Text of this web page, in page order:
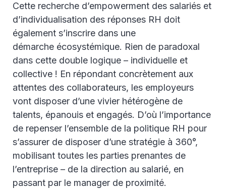
Cette recherche d’empowerment des salariés et
d’individualisation des réponses RH doit
également s’inscrire dans une
démarche écosystémique. Rien de paradoxal
dans cette double logique – individuelle et
collective ! En répondant concrètement aux
attentes des collaborateurs, les employeurs
vont disposer d’une vivier hétérogène de
talents, épanouis et engagés. D’où l’importance
de repenser l’ensemble de la politique RH pour
s’assurer de disposer d’une stratégie à 360°,
mobilisant toutes les parties prenantes de
l’entreprise – de la direction au salarié, en
passant par le manager de proximité.